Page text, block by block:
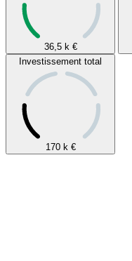
36,5 k €
Investissement total
170 k €